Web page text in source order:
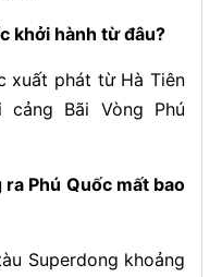
khởi hành từ đâu?
xuất phát từ Hà Tiên
Bãi Vòng Phú
Phú Quốc mất bao
Superdong khoảng